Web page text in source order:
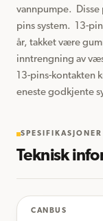
vannpumpe.
pins system.  13-
år, takket være
inntrengning av
13-pins-kontakten
eneste godkjente
SPESIFIKASJONER
Teknisk
CANBUS